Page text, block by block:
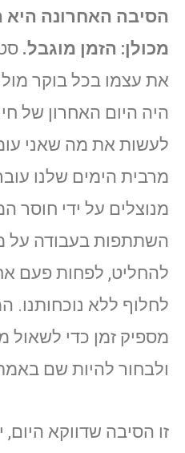
הסיבה האחרונה
מכולן: הזמן מוגבל.
את עצמו בכל בוקר מול
היה היום האחרון של
לעשות את מה שאני
מרבית הימים שלנו
מנוצלים על ידי חוסר
השתתפות בעבודה על
להחליט, לפחות פעם
לחלוף ללא נוכחותנו.
מספיק זמן כדי לשאול
ולבחור להיות שם
זו הסיבה שדווקא